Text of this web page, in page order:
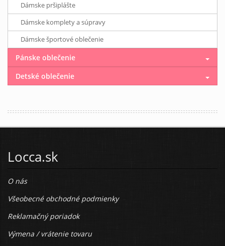
Dámske pršiplášte
Dámske komplety a súpravy
Dámske športové oblečenie
Pánske oblečenie
Detské oblečenie
Locca.sk
O nás
Všeobecné obchodné podmienky
Reklamačný poriadok
Výmena / vrátenie tovaru